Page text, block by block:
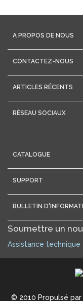
A PROPOS DE NOUS
CONTACTEZ-NOUS
ARTICLES RÉCENTS
RÉSEAU SOCIAUX
CATALOGUE
SUPPORT
BULLETIN
Soumettre un
Assistance technique
© 2010 Propulsé